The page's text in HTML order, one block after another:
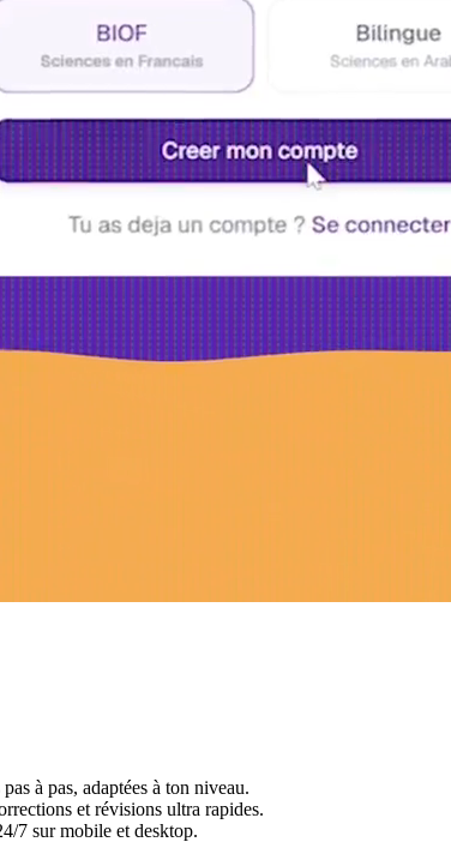
à pas, adaptées à ton niveau.
et révisions ultra rapides.
7 sur mobile et desktop.